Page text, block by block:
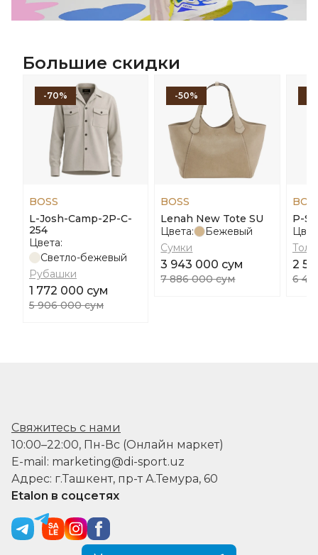
Большие скидки
-70%
BOSS
L-Josh-Camp-2P-C-
254
Цвета:
Светло-бежевый
Рубашки
1 772 000 сум
5 906 000 сум
-50%
BOSS
Lenah New Tote SU
Цвета:
Бежевый
Сумки
3 943 000 сум
7 886 000 сум
P-
2
6
Свяжитесь с нами
10:00–22:00, Пн-Вс (Онлайн маркет)
E-mail: marketing@di-sport.uz
Адрес: г.Ташкент, пр-т А.Темура, 60
Etalon в соцсетях